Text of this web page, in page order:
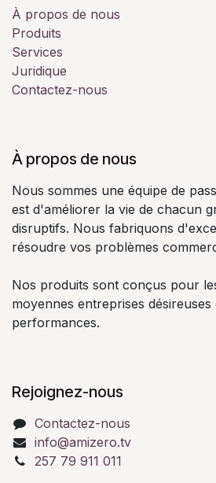
À propos de nous
Produits
Services
Juridique
Contactez-nous
À propos de nous
Nous sommes une équipe de
est d'améliorer la vie de chacun
disruptifs. Nous fabriquons
résoudre vos problèmes
Nos produits sont conçus pour
moyennes entreprises
performances.
Rejoignez-nous
Contactez-nous
info@amizero.tv
257 79 911 011